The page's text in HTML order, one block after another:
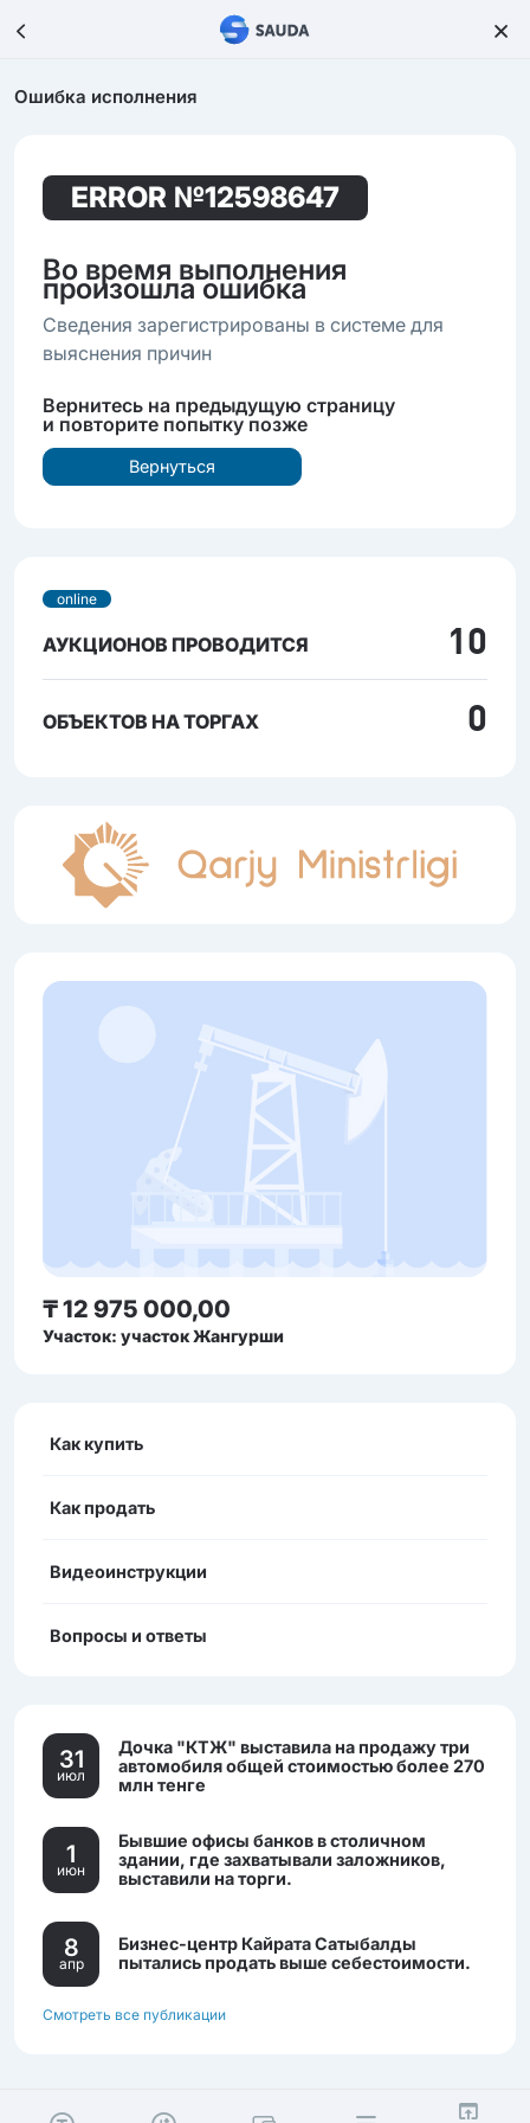
Ошибка исполнения
ERROR №12598647
Во время выполнения
произошла ошибка
Сведения зарегистрированы в системе для
выяснения причин
Вернитесь на предыдущую страницу
и повторите попытку позже
Вернуться
online
АУКЦИОНОВ ПРОВОДИТСЯ 10
ОБЪЕКТОВ НА ТОРГАХ 0
₸ 12 975 000,00
Участок: участок Жангурши
Как купить
Как продать
Видеоинструкции
Вопросы и ответы
31
июл
Дочка "КТЖ" выставила на продажу три
автомобиля общей стоимостью более 270
млн тенге
1
июн
Бывшие офисы банков в столичном
здании, где захватывали заложников,
выставили на торги.
8
апр
Бизнес-центр Кайрата Сатыбалды
пытались продать выше себестоимости.
Смотреть все публикации